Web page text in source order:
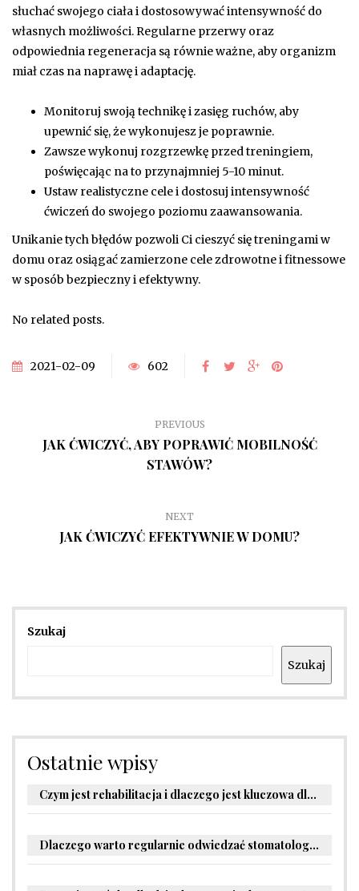
słuchać swojego ciała i dostosowywać intensywność do
własnych możliwości. Regularne przerwy oraz
odpowiednia regeneracja są równie ważne, aby organizm
miał czas na naprawę i adaptację.
Monitoruj swoją technikę i zasięg ruchów, aby
upewnić się, że wykonujesz je poprawnie.
Zawsze wykonuj rozgrzewkę przed treningiem,
poświęcając na to przynajmniej 5-10 minut.
Ustaw realistyczne cele i dostosuj intensywność
ćwiczeń do swojego poziomu zaawansowania.
Unikanie tych błędów pozwoli Ci cieszyć się treningami w
domu oraz osiągać zamierzone cele zdrowotne i fitnessowe
w sposób bezpieczny i efektywny.
No related posts.
2021-02-09 602
PREVIOUS
JAK ĆWICZYĆ, ABY POPRAWIĆ MOBILNOŚĆ
STAWÓW?
NEXT
JAK ĆWICZYĆ EFEKTYWNIE W DOMU?
Szukaj
Szukaj
Ostatnie wpisy
Czym jest rehabilitacja i dlaczego jest kluczowa dla powrotu do zdrowia?
Dlaczego warto regularnie odwiedzać stomatologa?